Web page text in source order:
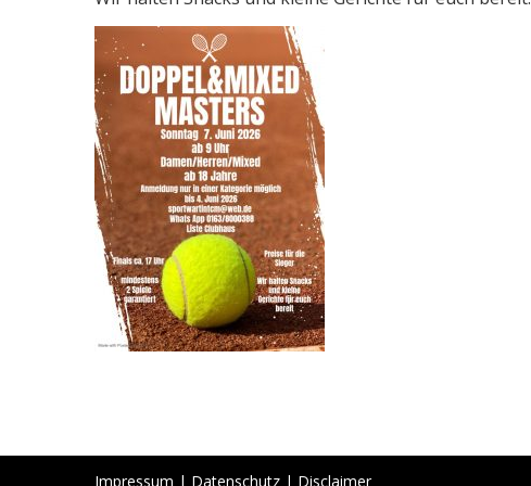
Impressum | Datenschutz | Disclaimer